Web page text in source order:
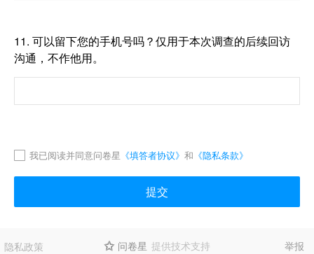
11. 可以留下您的手机号吗？仅用于本次调查的后续回访
沟通，不作他用。
我已阅读并同意问卷星 《填答者协议》 和 《隐私条款》
提交
隐私政策  问卷星 提供技术支持 举报